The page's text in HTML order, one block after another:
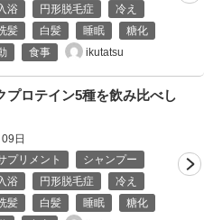
浴 円形脱毛症
冷え
髪 白髪 睡眠
糖化
食事 ikutatsu
プロテイン5種を飲み比べし
日
プリメント
シャンプー
浴 円形脱毛症
冷え
髪 白髪 睡眠
糖化